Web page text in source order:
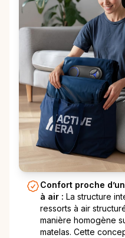
Confort proche
à air : La structure
ressorts à air
manière homogène
matelas. Cette